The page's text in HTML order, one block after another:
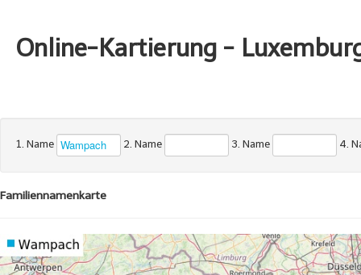
Online-Kartierung -
1. Name 2. Name 3. Name 4.
Familiennamenkarte